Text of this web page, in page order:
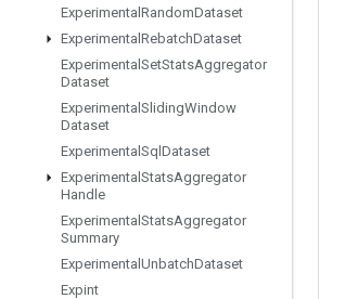
Experimental RandomDataset
Experimental RebatchDataset
Experimental SetStatsAggregator
Dataset
Experimental SlidingWindow
Dataset
Experimental Sql Dataset
Experimental StatsAggregator
Handle
Experimental StatsAggregator
Summary
Experimental UnbatchDataset
Expint